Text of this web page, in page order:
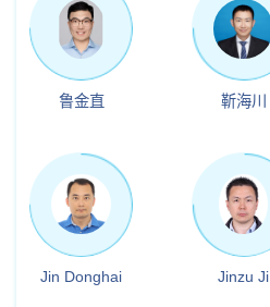
鲁金直 靳海川
Jin Donghai Jinzu Ji